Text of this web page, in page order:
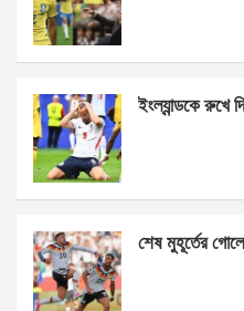
ইংল্যান্ডকে রুখে
শেষ মুহূর্তের